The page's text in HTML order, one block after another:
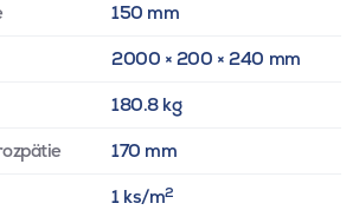
150 mm
2000 × 200 × 240 mm
180.8 kg
170 mm
1 ks/m2